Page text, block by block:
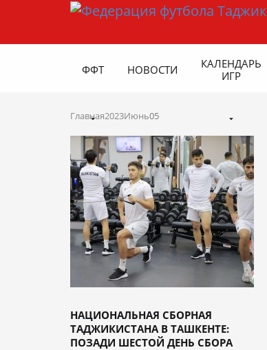
ФФТ НОВОСТИ
КАЛЕНДАРЬ
ИГР
Главная2023Июнь05
НАЦИОНАЛЬНАЯ СБОРНАЯ
ТАДЖИКИСТАНА В ТАШКЕНТЕ:
ПОЗАДИ ШЕСТОЙ ДЕНЬ СБОРА